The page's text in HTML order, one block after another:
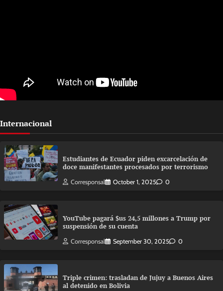
Internacional
Estudiantes de Ecuador piden excarcelación de
doce manifestantes procesados por terrorismo
Corresponsal October 1, 2025 0
YouTube pagará $us 24,5 millones a Trump por
suspensión de su cuenta
Corresponsal September 30, 2025 0
Triple crimen: trasladan de Jujuy a Buenos Aires
al detenido en Bolivia